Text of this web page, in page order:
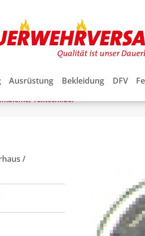
Ausrüstung Bekleidung DFV
Textschilder
/